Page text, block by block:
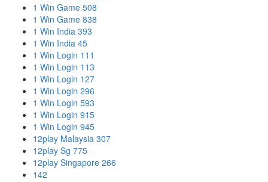
1 Win Game 508
1 Win Game 838
1 Win India 393
1 Win India 45
1 Win Login 111
1 Win Login 113
1 Win Login 127
1 Win Login 296
1 Win Login 593
1 Win Login 915
1 Win Login 945
12play Malaysia 307
12play Sg 775
12play Singapore 266
142